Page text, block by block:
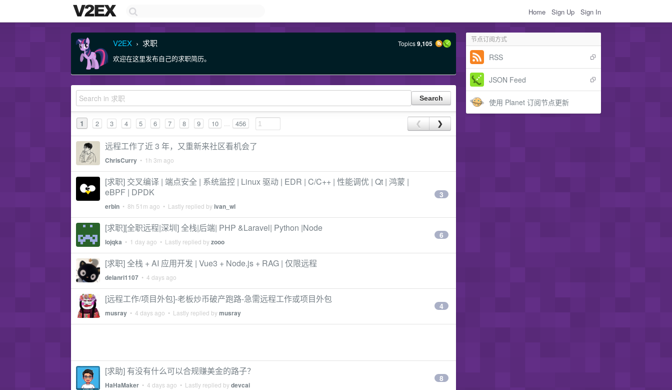
Home Sign Up Sign In
节点订阅方式
RSS
JSON Feed
使用 Planet 订阅节点更新
V2EX › 求职 Topics9,105
欢迎在这里发布自己的求职简历。
1 2 3 4 5 6 7 8 9 10 ... 456 ❮ ❯
远程工作了近 3 年，又重新来社区看机会了
ChrisCurry • 1h 3m ago
[求职] 交叉编译 | 端点安全 | 系统监控 | Linux 驱动 | EDR | C/C++ | 性能调优 | Qt | 鸿蒙 |
eBPF | DPDK
erbin • 8h 51m ago • Lastly replied byivan_wl
3
[求职][全职远程|深圳] 全栈|后端| PHP &Laravel| Python |Node
lojqka • 1 day ago • Lastly replied byzooo
6
[求职] 全栈 + AI 应用开发 | Vue3 + Node.js + RAG | 仅限远程
delanri1107 • 4 days ago
[远程工作/项目外包]-老板炒币破产跑路-急需远程工作或项目外包
musray • 4 days ago • Lastly replied bymusray
4
[求助] 有没有什么可以合规赚美金的路子？
HaHaMaker • 4 days ago • Lastly replied bydevcai
8